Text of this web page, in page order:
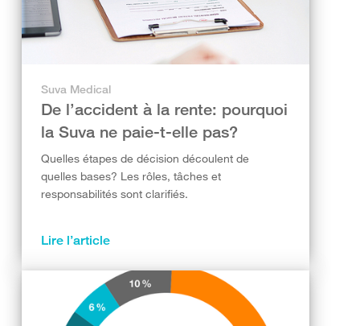
Suva Medical
De l’accident à la rente: pourquoi
la Suva ne paie-t-elle pas?
Quelles étapes de décision découlent de
quelles bases? Les rôles, tâches et
responsabilités sont clarifiés.
Lire l’article